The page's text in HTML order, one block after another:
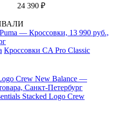
24 390 ₽
Кроссовки CA Pro Classic
Stacked Logo Crew